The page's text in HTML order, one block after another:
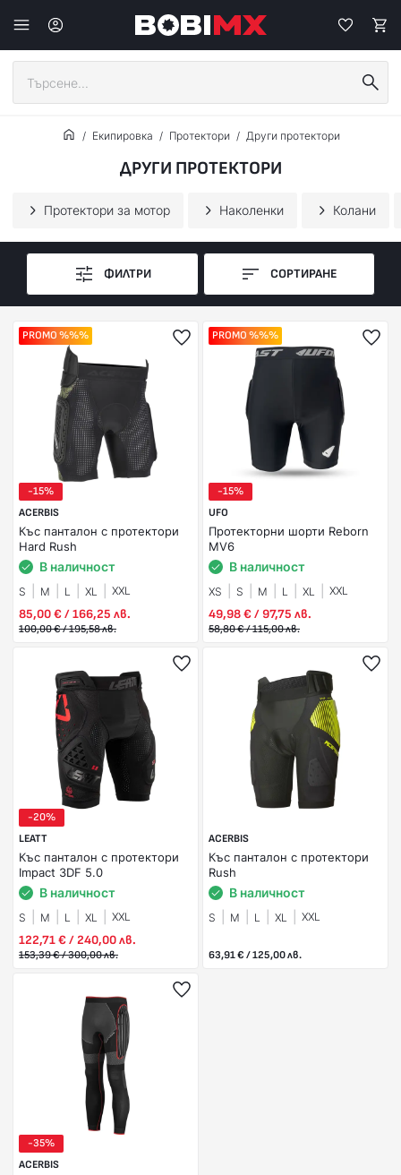
Екипировка Протектори Други протектори
ДРУГИ ПРОТЕКТОРИ
Протектори за мотор Наколенки Колани
ФИЛТРИ СОРТИРАНЕ
PROMO %%%
-15%
ACERBIS
Къс панталон с протектори
Hard Rush
В наличност
S M L XL XXL
85,00 € / 166,25 лв.
100,00 € / 195,58 лв.
PROMO %%%
-15%
UFO
Протекторни шорти Reborn
MV6
В наличност
XS S M L XL XXL
49,98 € / 97,75 лв.
58,80 € / 115,00 лв.
-20%
LEATT
Къс панталон с протектори
Impact 3DF 5.0
В наличност
S M L XL XXL
122,71 € / 240,00 лв.
153,39 € / 300,00 лв.
ACERBIS
Къс панталон с протектори
Rush
В наличност
S M L XL XXL
63,91 € / 125,00 лв.
-35%
ACERBIS